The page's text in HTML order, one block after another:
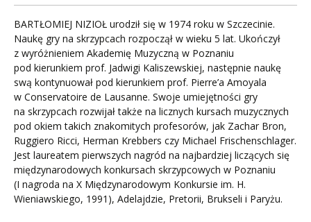
BARTŁOMIEJ NIZIOŁ urodził się w 1974 roku w Szczecinie.
Naukę gry na skrzypcach rozpoczął w wieku 5 lat. Ukończył
z wyróżnieniem Akademię Muzyczną w Poznaniu
pod kierunkiem prof. Jadwigi Kaliszewskiej, następnie naukę
swą kontynuował pod kierunkiem prof. Pierre’a Amoyala
w Conservatoire de Lausanne. Swoje umiejętności gry
na skrzypcach rozwijał także na licznych kursach muzycznych
pod okiem takich znakomitych profesorów, jak Zachar Bron,
Ruggiero Ricci, Herman Krebbers czy Michael Frischenschlager.
Jest laureatem pierwszych nagród na najbardziej liczących się
międzynarodowych konkursach skrzypcowych w Poznaniu
(I nagroda na X Międzynarodowym Konkursie im. H.
Wieniawskiego, 1991), Adelajdzie, Pretorii, Brukseli i Paryżu.